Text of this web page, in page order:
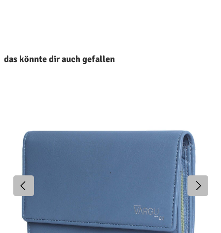
das könnte dir auch gefallen